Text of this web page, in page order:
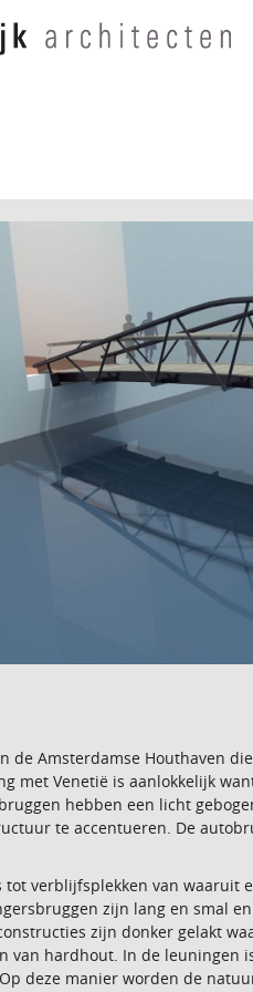
Amsterdamse Houthaven
met Venetië is aanlokkelijk
hebben een licht
te accentueren. De
tot verblijfsplekken van
zijn lang en smal
zijn donker gelakt
van hardhout. In de leuningen
deze manier worden de